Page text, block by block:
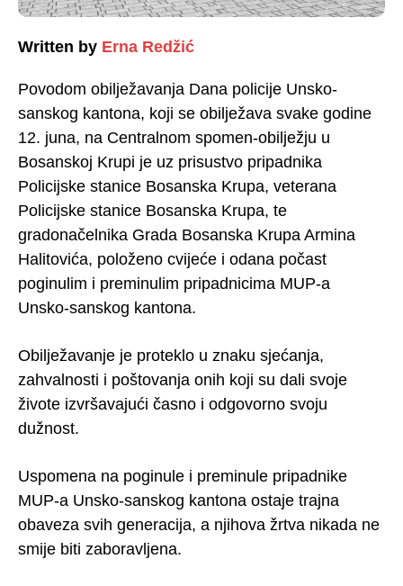
Written by Erna Redžić
Povodom obilježavanja Dana policije Unsko-
sanskog kantona, koji se obilježava svake godine
12. juna, na Centralnom spomen-obilježju u
Bosanskoj Krupi je uz prisustvo pripadnika
Policijske stanice Bosanska Krupa, veterana
Policijske stanice Bosanska Krupa, te
gradonačelnika Grada Bosanska Krupa Armina
Halitovića, položeno cvijeće i odana počast
poginulim i preminulim pripadnicima MUP-a
Unsko-sanskog kantona.
Obilježavanje je proteklo u znaku sjećanja,
zahvalnosti i poštovanja onih koji su dali svoje
živote izvršavajući časno i odgovorno svoju
dužnost.
Uspomena na poginule i preminule pripadnike
MUP-a Unsko-sanskog kantona ostaje trajna
obaveza svih generacija, a njihova žrtva nikada ne
smije biti zaboravljena.